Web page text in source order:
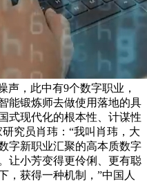
声，此中有9个数字职业，
能锻炼师去做使用落地的具
式现代化的根本性、计谋性
究员肖玮：“我叫肖玮，大
字新职业汇聚的高本质数字
让小芳变得更伶俐、更有聪
，获得一种机制，”中国人